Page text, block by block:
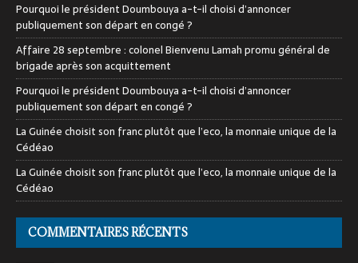
Pourquoi le président Doumbouya a-t-il choisi d’annoncer
publiquement son départ en congé ?
Affaire 28 septembre : colonel Bienvenu Lamah promu général de
brigade après son acquittement
Pourquoi le président Doumbouya a-t-il choisi d’annoncer
publiquement son départ en congé ?
La Guinée choisit son franc plutôt que l’eco, la monnaie unique de la
Cédéao
La Guinée choisit son franc plutôt que l’eco, la monnaie unique de la
Cédéao
COMMENTAIRES RÉCENTS